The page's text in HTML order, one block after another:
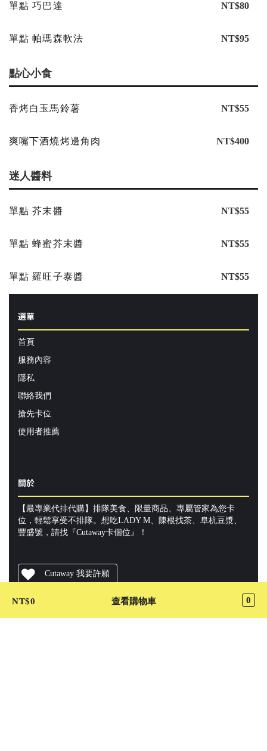
單點 巧巴達 NT$80
單點 帕瑪森軟法 NT$95
點心小食
香烤白玉馬鈴薯 NT$55
爽嘴下酒燒烤邊角肉 NT$400
迷人醬料
單點 芥末醬 NT$55
單點 蜂蜜芥末醬 NT$55
單點 羅旺子泰醬 NT$55
選單
首頁
服務內容
隱私
聯絡我們
搶先卡位
使用者推薦
關於
【最專業代排代購】排隊美食、限量商品、專屬管家為您卡
位，輕鬆享受不排隊。想吃LADY M、陳根找茶、阜杭豆漿、
豐盛號，請找『Cutaway卡個位』！
Cutaway 我要許願
NT$0 查看購物車 0